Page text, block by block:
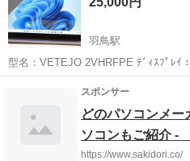
羽鳥駅
型名：VETEJO 2VHRFPE ﾃﾞｨｽﾌﾟﾚｲ：14型 (フルHD：1,920×1,080ド
ット LED) CPU：Intel Core i7-